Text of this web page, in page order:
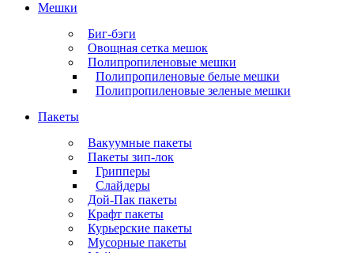
Мешки
Биг-бэги
Овощная сетка мешок
Полипропиленовые мешки
Полипропиленовые белые мешки
Полипропиленовые зеленые мешки
Пакеты
Вакуумные пакеты
Пакеты зип-лок
Грипперы
Слайдеры
Дой-Пак пакеты
Крафт пакеты
Курьерские пакеты
Мусорные пакеты